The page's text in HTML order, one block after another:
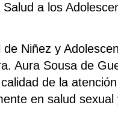
a los
Niñez y
Aura Sousa de
de la
en salud